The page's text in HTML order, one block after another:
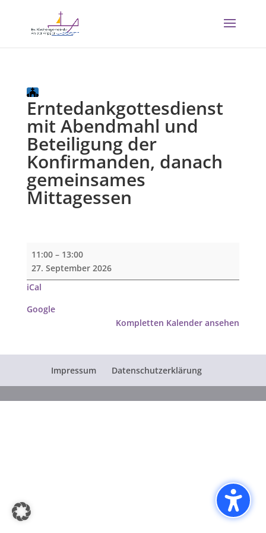
Erntedankgottesdienst
mit Abendmahl und
Beteiligung der
Konfirmanden, danach
gemeinsames
Mittagessen
Erntedankgottesdienst
mit
Abendmahl
und
Beteiligung
gemeinsames
Mittagessen
11:00 – 13:00
27. September 2026
iCal
Google
Kompletten Kalender ansehen
Impressum Datenschutzerklärung